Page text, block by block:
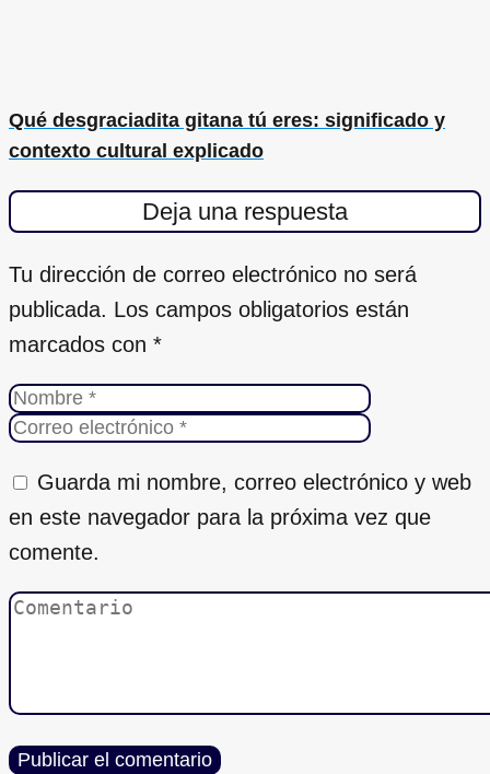
Qué desgraciadita gitana tú eres: significado y
contexto cultural explicado
Deja una respuesta
Tu dirección de correo electrónico no será
publicada. Los campos obligatorios están
marcados con *
Guarda mi nombre, correo electrónico y web
en este navegador para la próxima vez que
comente.